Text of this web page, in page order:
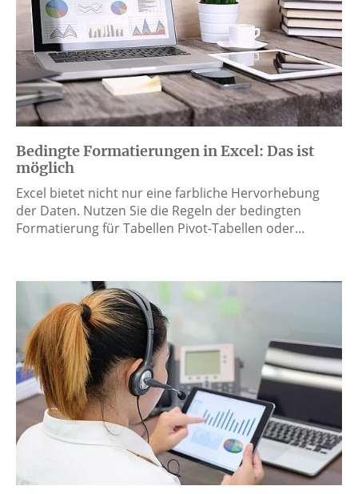
Bedingte Formatierungen in Excel: Das ist
möglich
Excel bietet nicht nur eine farbliche Hervorhebung
der Daten. Nutzen Sie die Regeln der bedingten
Formatierung für Tabellen Pivot-Tabellen oder…